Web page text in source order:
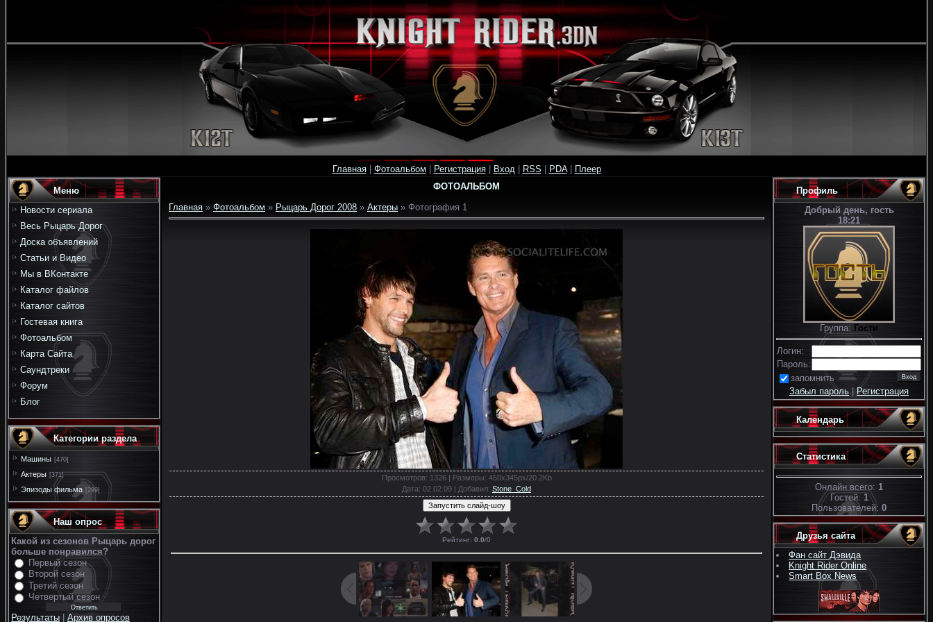
Главная| Фотоальбом Регистрация| Вход| RSS PDA| Плеер
Меню
Новости сериала
Весь Рыцарь Дорог
Доска объявлений
Статьи и Видео
Мы в ВКонтакте
Каталог файлов
Каталог сайтов
Гостевая книга
Фотоальбом
Карта Сайта
Саундтреки
Форум
Блог
Категории раздела
Машины [470]
Актеры [371]
Эпизоды фильма [299]
Наш опрос
Какой из сезонов Рыцарь дорог
больше понравился?
Первый сезон
Второй сезон
Третий сезон
Четвертый сезон
Результаты
Архив опросов
ФОТОАЛЬБОМ
Главная » Фотоальбом » Рыцарь Дорог 2008 » Актеры » Фотография 1
Просмотров: 1326 | Размеры: 450x345px/20.2Kb
Дата: 02.02.09 | Добавил: Stone_Cold
Рейтинг: 0.0/0
Профиль
Добрый день, гость
18:21
Группа: Гости
Логин:
Пароль:
запомнить
Забыл пароль|Регистрация
Календарь
Статистика
Онлайн всего: 1
Гостей: 1
Пользователей: 0
Друзья сайта
Фан сайт Дэвида
Knight Rider Online
Smart Box News